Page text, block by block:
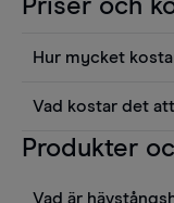
Priser och
Hur mycket
använda sådana
aktierapporter
Vad kostar det
Det är en rad
Produkter
Vad är